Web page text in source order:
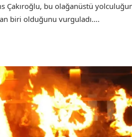
Çakıroğlu, bu olağanüstü
biri olduğunu vurguladı….